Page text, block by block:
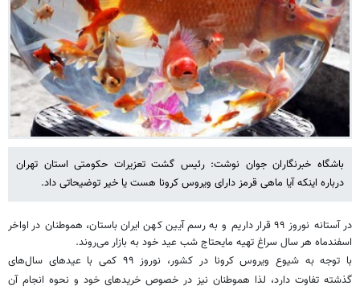
باشگاه خبرنگاران جوان نوشت: رئیس گشت تعزیرات حکومتی استان تهران
درباره اینکه آیا ماهی قرمز دارای ویروس کرونا هست یا خیر توضیحاتی داد.
در آستانه نوروز ۹۹ قرار داریم و به رسم آیین کهن ایران باستان، هموطنان در اواخر
اسفندماه هر سال سراغ تهیه مایحتاج شب عید خود به بازار می‌روند.
با توجه به شیوع ویروس کرونا در کشور، نوروز ۹۹ کمی با عیدهای سال‌های
گذشته تفاوت دارد، لذا هموطنان نیز در خصوص خریدهای خود و نحوه انجام آن